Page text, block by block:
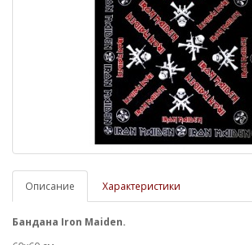
Описание Характеристики
Бандана Iron Maiden.